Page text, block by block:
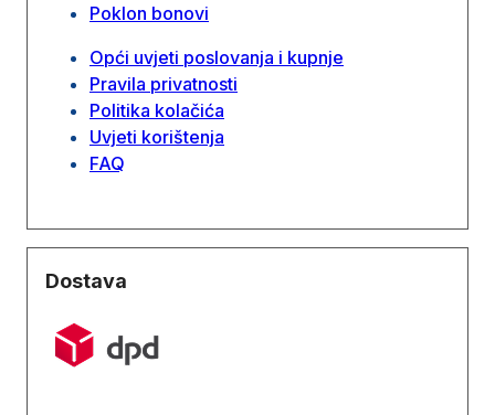
Poklon bonovi
Opći uvjeti poslovanja i kupnje
Pravila privatnosti
Politika kolačića
Uvjeti korištenja
FAQ
Dostava